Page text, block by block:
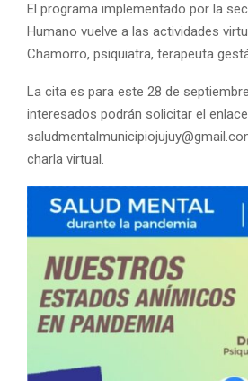
El programa implementado por la
Humano vuelve a las actividades
Chamorro, psiquiatra, terapeuta
La cita es para este 28 de
interesados podrán solicitar el
charla virtual.